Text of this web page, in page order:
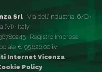
Srl · Via dell'Industria, 6/D ·
(VI) · Italy
· Registro Imprese
€ 95.626,00 i.v.
Internet Vicenza
Policy